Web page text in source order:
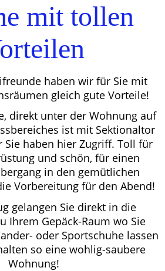
mit tollen
haben wir für Sie mit
gleich gute Vorteile!
direkt unter der Wohnung auf
ist mit Sektionaltor
Sie haben hier Zugriff. Toll für
und schön, für einen
in den gemütlichen
Vorbereitung für den Abend!
gelangen Sie direkt in die
Ihrem Gepäck-Raum wo Sie
oder Sportschuhe lassen
so eine wohlig-saubere
Wohnung!